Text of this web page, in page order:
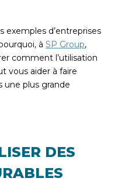
exemples d’entreprises
àSP Group,
comment l’utilisation
vous aider à faire
une plus grande
DES